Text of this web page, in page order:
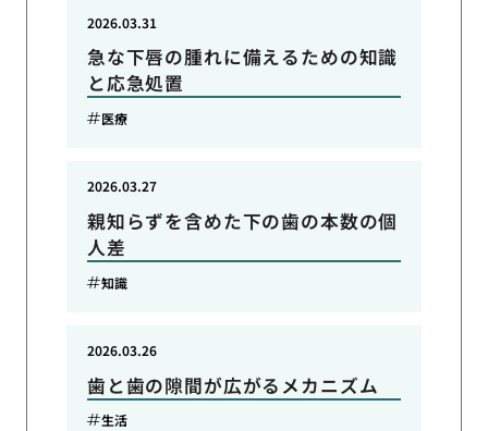
急な下唇の腫れに備えるための知識
と応急処置
2026.03.31
医療
親知らずを含めた下の歯の本数の個
人差
2026.03.27
知識
歯と歯の隙間が広がるメカニズム
2026.03.26
生活